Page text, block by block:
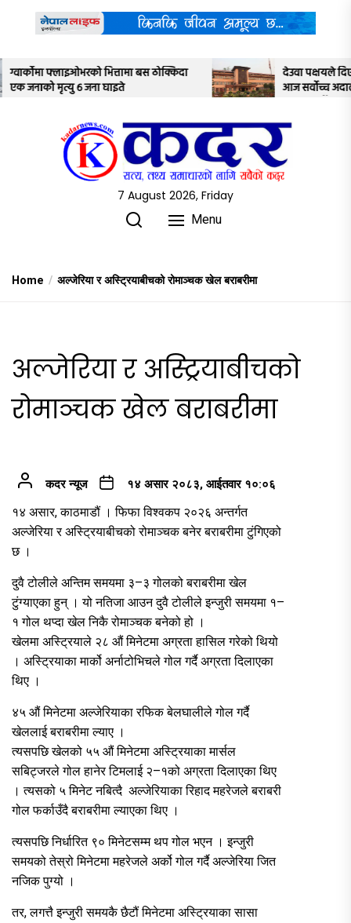
content
देउवा पक्षयले दिएकोे पुनरावलोकन निवेदनमाथि
आज सर्वोच्च अदालतका तीन न्यायाधीशले
7 August 2026, Friday
Menu
Home अल्जेरिया र अस्ट्रियाबीचको रोमाञ्चक खेल बराबरीमा
अल्जेरिया र अस्ट्रियाबीचको
रोमाञ्चक खेल बराबरीमा
कदर न्यूज १४ असार २०८३, आईतवार १०:०६
१४ असार, काठमाडौं । फिफा विश्वकप २०२६ अन्तर्गत
अल्जेरिया र अस्ट्रियाबीचको रोमाञ्चक बनेर बराबरीमा टुंगिएको
छ ।
दुवै टोलीले अन्तिम समयमा ३–३ गोलको बराबरीमा खेल
टुंग्याएका हुन् । यो नतिजा आउन दुवै टोलीले इन्जुरी समयमा १–
१ गोल थप्दा खेल निकै रोमाञ्चक बनेको हो ।
खेलमा अस्ट्रियाले २८ औं मिनेटमा अग्रता हासिल गरेको थियो
। अस्ट्रियाका मार्को अर्नाटोभिचले गोल गर्दै अग्रता दिलाएका
थिए ।
४५ औं मिनेटमा अल्जेरियाका रफिक बेलघालीले गोल गर्दै
खेललाई बराबरीमा ल्याए ।
त्यसपछि खेलको ५५ औं मिनेटमा अस्ट्रियाका मार्सल
सबिट्जरले गोल हानेर टिमलाई २–१को अग्रता दिलाएका थिए
। त्यसको ५ मिनेट नबित्दै अल्जेरियाका रिहाद महरेजले बराबरी
गोल फर्काउँदै बराबरीमा ल्याएका थिए ।
त्यसपछि निर्धारित ९० मिनेटसम्म थप गोल भएन । इन्जुरी
समयको तेस्रो मिनेटमा महरेजले अर्को गोल गर्दै अल्जेरिया जित
नजिक पुग्यो ।
तर, लगत्तै इन्जुरी समयकै छैटौं मिनेटमा अस्ट्रियाका सासा